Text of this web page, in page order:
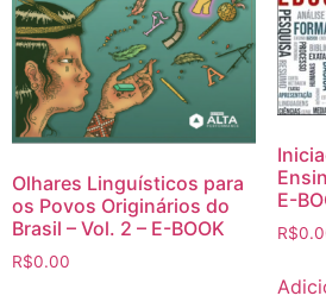
Olhares Linguísticos para
os Povos Originários do
Brasil – Vol. 2 – E-BOOK
R$0.00
E-
R$